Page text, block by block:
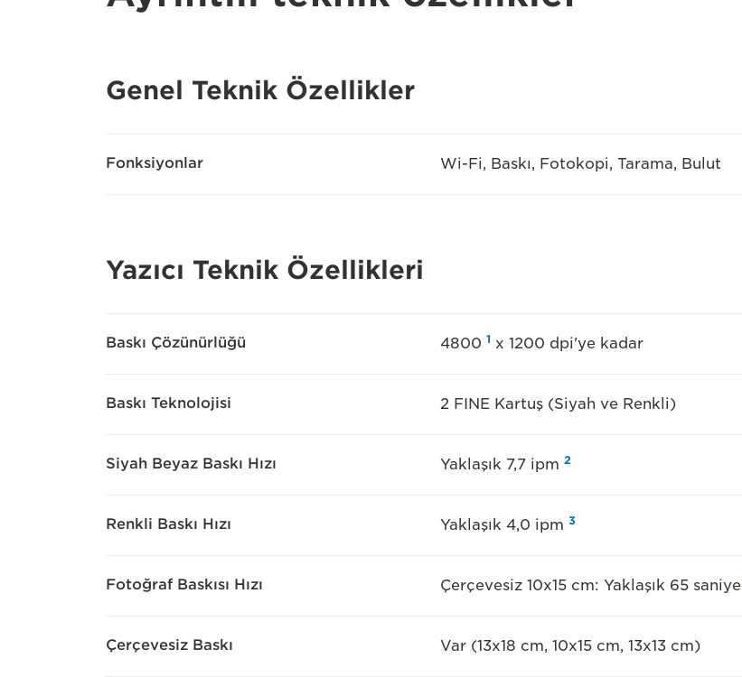
Genel Teknik Özellikler
Fonksiyonlar Wi-Fi, Baskı, Fotokopi, Tarama, Bulut
Yazıcı Teknik Özellikleri
Baskı Çözünürlüğü 4800 1 x 1200 dpi'ye kadar
Baskı Teknolojisi 2 FINE Kartuş (Siyah ve Renkli)
Siyah Beyaz Baskı Hızı Yaklaşık 7,7 ipm 2
Renkli Baskı Hızı Yaklaşık 4,0 ipm 3
Fotoğraf Baskısı Hızı Çerçevesiz 10x15 cm: Yaklaşık 65 saniye
Çerçevesiz Baskı Var (13x18 cm, 10x15 cm, 13x13 cm)